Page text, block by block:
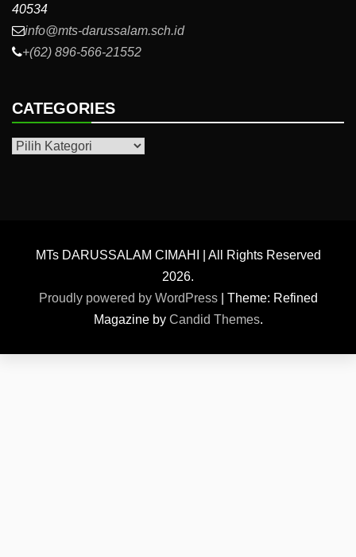
40534
info@mts-darussalam.sch.id
+(62) 896-566-21552
CATEGORIES
Categories
MTs DARUSSALAM CIMAHI | All Rights Reserved
2026.
Proudly powered by WordPress
Theme: Refined
Magazine by Candid Themes.